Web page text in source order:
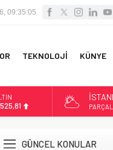
09:35:06
TEKNOLOJİ KÜNYE
GÜNCEL KONULAR